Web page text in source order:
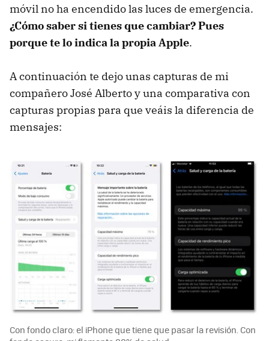
móvil no ha encendido las luces de emergencia.
¿Cómo saber si tienes que cambiar? Pues
porque te lo indica la propia Apple.
A continuación te dejo unas capturas de mi
compañero José Alberto y una comparativa con
capturas propias para que veáis la diferencia de
mensajes:
Con fondo claro: el iPhone que tiene que pasar la revisión. Con